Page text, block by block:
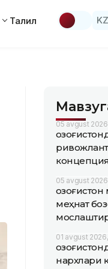
Таҳлил KZ
05 avgust
05 avgust
меҳнат
01 avgust
нархлари